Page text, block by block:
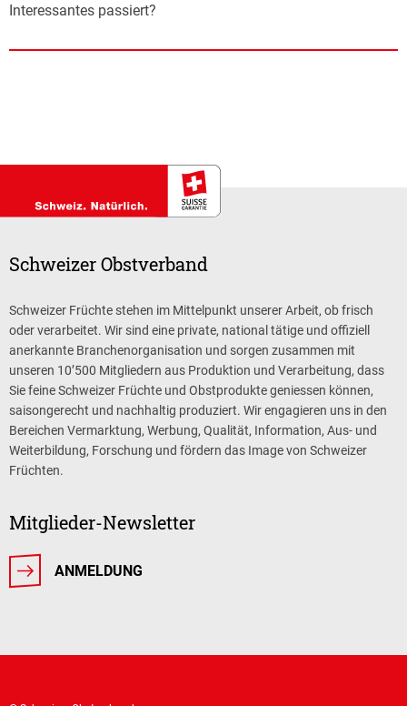
Interessantes passiert?
Schweizer Obstverband
Schweizer Früchte stehen im Mittelpunkt unserer Arbeit, ob frisch
oder verarbeitet. Wir sind eine private, national tätige und offiziell
anerkannte Branchenorganisation und sorgen zusammen mit
unseren 10’500 Mitgliedern aus Produktion und Verarbeitung, dass
Sie feine Schweizer Früchte und Obstprodukte geniessen können,
saisongerecht und nachhaltig produziert. Wir engagieren uns in den
Bereichen Vermarktung, Werbung, Qualität, Information, Aus- und
Weiterbildung, Forschung und fördern das Image von Schweizer
Früchten.
Mitglieder-Newsletter
ANMELDUNG